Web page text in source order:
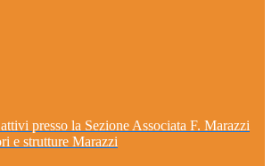
presso la Sezione Associata F. Marazzi
e strutture Marazzi